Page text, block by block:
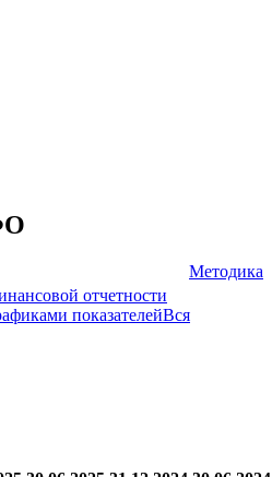
Методика
отчетности
показателейВся